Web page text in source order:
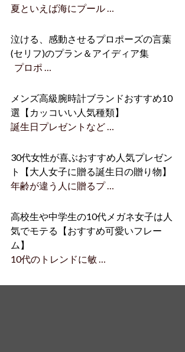
夏といえば海にプール …
泣ける、感動させるプロポーズの言葉
(セリフ)のプラン＆アイディア集
プロポ …
メンズ高級腕時計ブランドおすすめ10
選【カッコいい人気種類】
誕生日プレゼントなど …
30代女性が喜ぶおすすめ人気プレゼン
ト【大人女子に贈る誕生日の贈り物】
年齢が違う人に贈るプ …
高校生や中学生の10代メガネ女子は人
気でモテる【おすすめ可愛いフレー
ム】
10代のトレンドに敏 …